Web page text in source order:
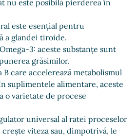
nu este posibilă pierderea în
este esențial pentru
a glandei tiroide.
3: aceste substanțe sunt
grăsimilor.
care accelerează metabolismul
suplimentele alimentare, aceste
o varietate de procese
universal al ratei proceselor
viteza sau, dimpotrivă, le